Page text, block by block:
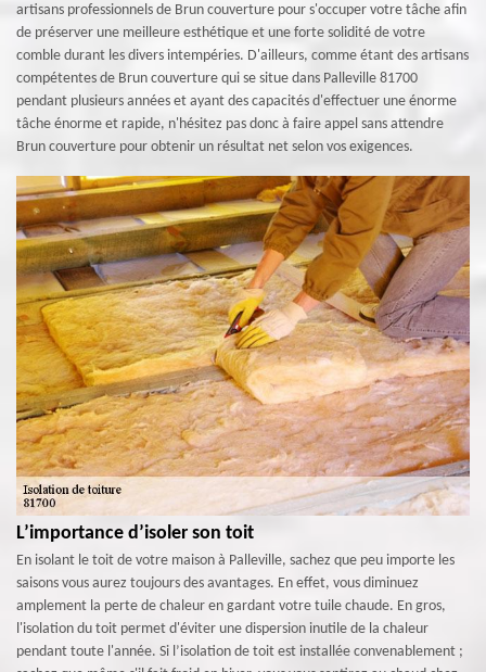
artisans professionnels de Brun couverture pour s'occuper votre tâche afin
de préserver une meilleure esthétique et une forte solidité de votre
comble durant les divers intempéries. D'ailleurs, comme étant des artisans
compétentes de Brun couverture qui se situe dans Palleville 81700
pendant plusieurs années et ayant des capacités d'effectuer une énorme
tâche énorme et rapide, n'hésitez pas donc à faire appel sans attendre
Brun couverture pour obtenir un résultat net selon vos exigences.
L’importance d’isoler son toit
En isolant le toit de votre maison à Palleville, sachez que peu importe les
saisons vous aurez toujours des avantages. En effet, vous diminuez
amplement la perte de chaleur en gardant votre tuile chaude. En gros,
l'isolation du toit permet d'éviter une dispersion inutile de la chaleur
pendant toute l'année. Si l’isolation de toit est installée convenablement ;